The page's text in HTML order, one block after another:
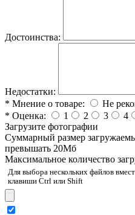
Достоинства:
Недостатки:
* Мнение о товаре: Не
* Оценка: 1 2 3 4
Загрузите фотографии
Cуммарный размер
превышать 20Мб
Максимальное количество
Для выбора нескольких файлов
клавиши Ctrl или Shift